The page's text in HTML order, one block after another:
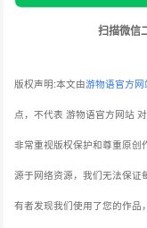
扫描微信
版权声明:本文由游物语官方网
点，不代表 游物语官方网站
非常重视版权保护和尊重原创
源于网络资源，我们无法保证
有者发现我们使用了您的作品